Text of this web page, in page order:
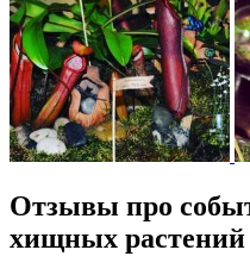
Отзывы про
хищных растений